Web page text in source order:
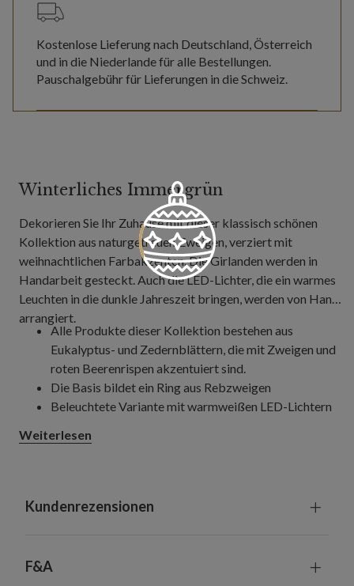
Kostenlose Lieferung nach Deutschland, Österreich
und in die Niederlande für alle Bestellungen.
Pauschalgebühr für Lieferungen in die Schweiz.
Winterliches Immergrün
Dekorieren Sie Ihr Zuhause mit dieser klassisch schönen
Kollektion aus naturgetreuen Zweigen, verziert mit
weihnachtlichen Farbakzenten. Die Girlanden werden in
Handarbeit gesteckt. Auch die LED-Lichter, die ein warmes
Leuchten in die dunkle Jahreszeit bringen, werden von Hand
arrangiert.
Alle Produkte dieser Kollektion bestehen aus
Eukalyptus- und Zedernblättern, die mit Zweigen und
roten Beerenrispen akzentuiert sind.
Die Basis bildet ein Ring aus Rebzweigen
Beleuchtete Variante mit warmweißen LED-Lichtern
Jeder Artikel erfordert 4 Batterien der Größe AA
eingeschaltet, 18 Stunden ausgeschaltet
Außenbereiche
Weiterlesen
Kundenrezensionen
F&A